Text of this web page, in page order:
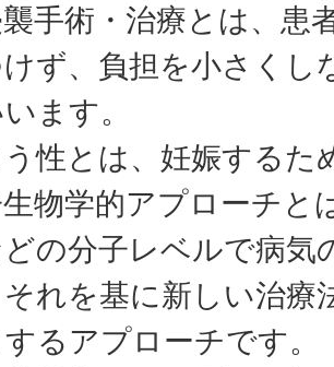
手術・治療とは、患
ず、負担を小さくし
ます。
性とは、妊娠するた
物学的アプローチと
の分子レベルで病気
それを基に新しい治療
るアプローチです。